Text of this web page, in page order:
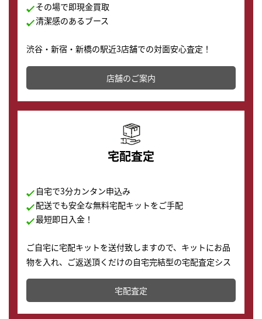
その場で即現金買取
清潔感のあるブース
渋谷・新宿・新橋の駅近3店舗での対面安心査定！
その場で現金買取致します。渋谷本店では、時計販売の
店舗を併設しており、下取りに出してお得に新しい時計
の購入もできます♪
店舗のご案内
宅配査定
自宅で3分カンタン申込み
配送でも安全な無料宅配キットをご手配
最短即日入金！
ご自宅に宅配キットを送付致しますので、キットにお品
物を入れ、ご返送頂くだけの自宅完結型の宅配査定シス
テムです。
配送でも簡単&安全に査定・買取に出すことが可能で
す。
宅配査定